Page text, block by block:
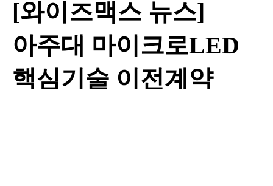
[와이즈맥스 뉴스]
아주대 마이크로LED
핵심기술 이전계약